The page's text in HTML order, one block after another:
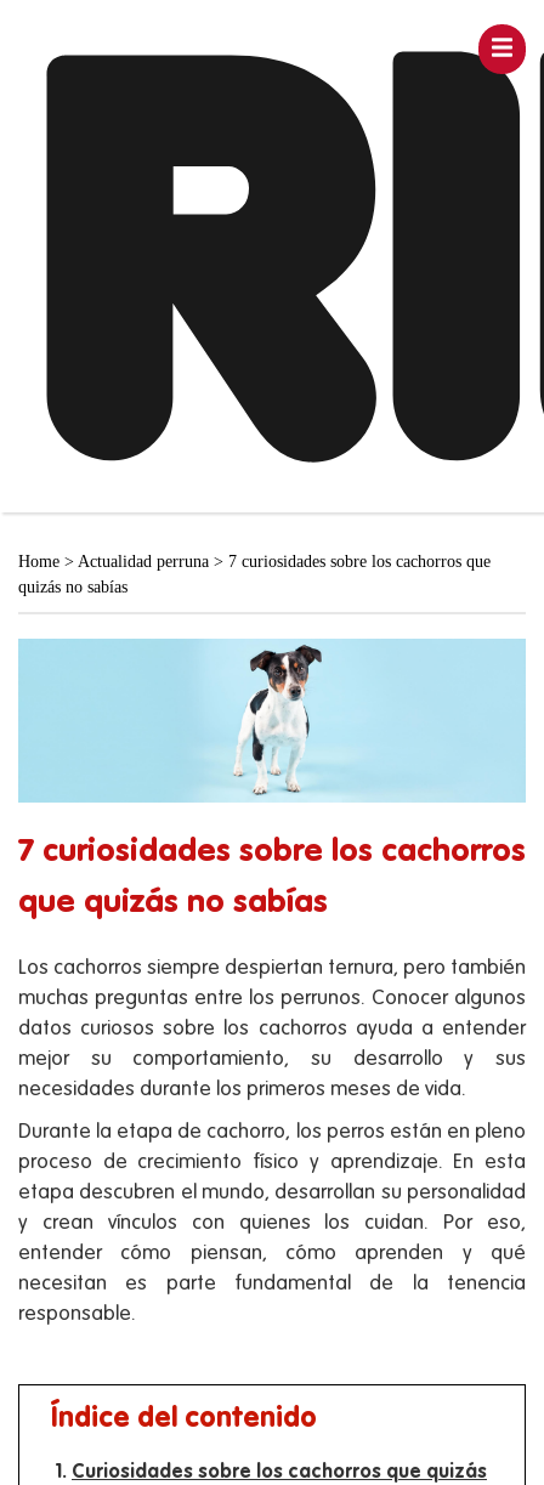
Home > Actualidad perruna > 7 curiosidades sobre los cachorros que
quizás no sabías
7 curiosidades sobre los cachorros
que quizás no sabías
Los cachorros siempre despiertan ternura, pero también
muchas preguntas entre los perrunos. Conocer algunos
datos curiosos sobre los cachorros ayuda a entender
mejor su comportamiento, su desarrollo y sus
necesidades durante los primeros meses de vida.
Durante la etapa de cachorro, los perros están en pleno
proceso de crecimiento físico y aprendizaje. En esta
etapa descubren el mundo, desarrollan su personalidad
y crean vínculos con quienes los cuidan. Por eso,
entender cómo piensan, cómo aprenden y qué
necesitan es parte fundamental de la tenencia
responsable.
Índice del contenido
Curiosidades sobre los cachorros que quizás